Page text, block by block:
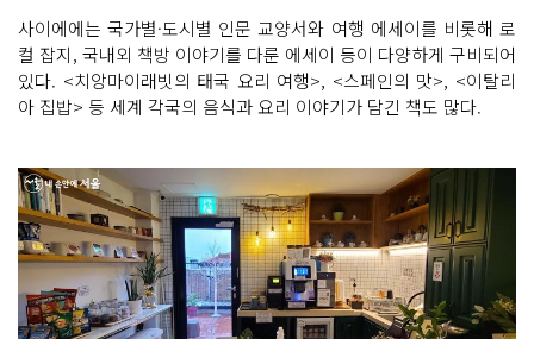
사이에에는 국가별·도시별 인문 교양서와 여행 에세이를 비롯해 로
컬 잡지, 국내외 책방 이야기를 다룬 에세이 등이 다양하게 구비되어
있다. <치앙마이래빗의 태국 요리 여행>, <스페인의 맛>, <이탈리
아 집밥> 등 세계 각국의 음식과 요리 이야기가 담긴 책도 많다.